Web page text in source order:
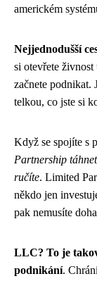
americkém
Nejjednodušší
si otevřete živnost
začnete podnikat.
telkou, co jste si
Když se spojíte s
Partnership
ručíte. Limited
někdo jen
pak nemusíte
LLC? To je
podnikání.